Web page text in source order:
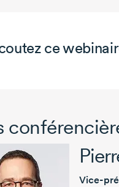
ce
Vice-